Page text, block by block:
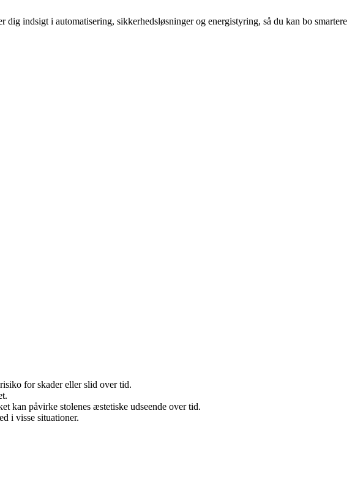
indsigt i automatisering, sikkerhedsløsninger og energistyring, så du kan bo smartere
for skader eller slid over tid.
kan påvirke stolenes æstetiske udseende over tid.
i visse situationer.